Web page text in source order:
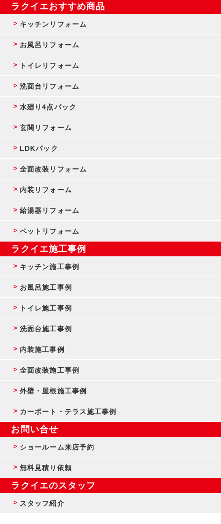
ラクイエおすすめ商品
キッチンリフォーム
お風呂リフォーム
トイレリフォーム
洗面台リフォーム
水廻り4点パック
玄関リフォーム
LDKパック
全面改装リフォーム
内装リフォーム
給湯器リフォーム
ペットリフォーム
ラクイエ施工事例
キッチン施工事例
お風呂施工事例
トイレ施工事例
洗面台施工事例
内装施工事例
全面改装施工事例
外壁・屋根施工事例
カーポート・テラス施工事例
お問い合せ
ショールーム来店予約
無料見積り依頼
ラクイエのスタッフ
スタッフ紹介